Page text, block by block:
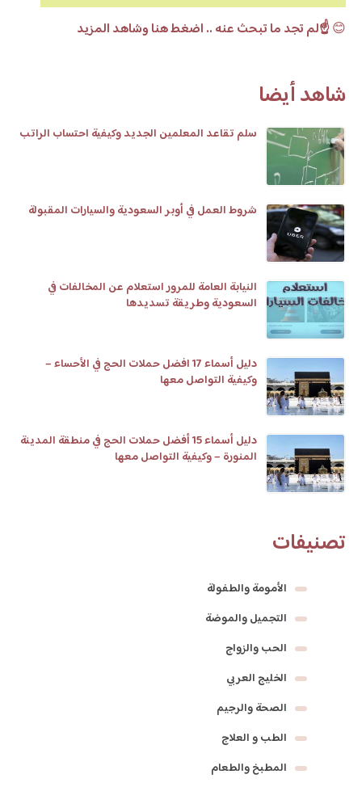
😊☝️لم تجد ما تبحث عنه .. اضغط هنا وشاهد المزيد
شاهد أيضا
سلم تقاعد المعلمين الجديد وكيفية احتساب الراتب
شروط العمل في أوبر السعودية والسيارات المقبولة
النيابة العامة للمرور استعلام عن المخالفات في
السعودية وطريقة تسديدها
دليل أسماء 17 افضل حملات الحج في الأحساء –
وكيفية التواصل معها
دليل أسماء 15 أفضل حملات الحج في منطقة المدينة
المنورة – وكيفية التواصل معها
تصنيفات
الأمومة والطفولة
التجميل والموضة
الحب والزواج
الخليج العربي
الصحة والرجيم
الطب و العلاج
المطبخ والطعام